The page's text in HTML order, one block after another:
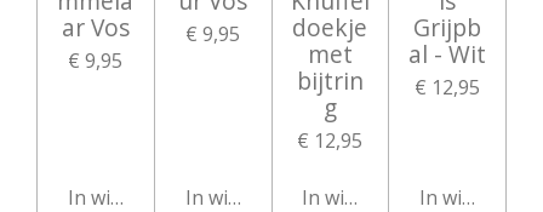
ar Vos
€ 9,95
In winkelwagen
€ 9,95
In winkelwagen
doekje
met
bijtrin
g
€ 12,95
In winkelwagen
Grijpb
al - Wit
€ 12,95
In